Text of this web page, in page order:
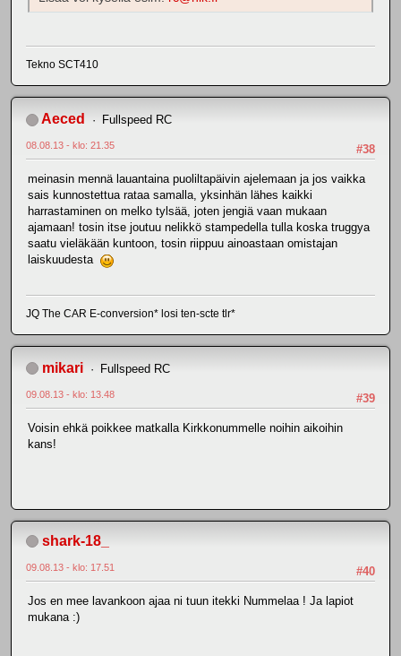
Tekno SCT410
Aeced Fullspeed RC
#38
08.08.13 - klo: 21.35
meinasin mennä lauantaina puoliltapäivin ajelemaan ja jos vaikka
sais kunnostettua rataa samalla, yksinhän lähes kaikki
harrastaminen on melko tylsää, joten jengiä vaan mukaan
ajamaan! tosin itse joutuu nelikkö stampedella tulla koska truggya
saatu vieläkään kuntoon, tosin riippuu ainoastaan omistajan
laiskuudesta
JQ The CAR E-conversion* losi ten-scte tlr*
mikari Fullspeed RC
#39
09.08.13 - klo: 13.48
Voisin ehkä poikkee matkalla Kirkkonummelle noihin aikoihin
kans!
shark-18_
#40
09.08.13 - klo: 17.51
Jos en mee lavankoon ajaa ni tuun itekki Nummelaa ! Ja lapiot
mukana :)